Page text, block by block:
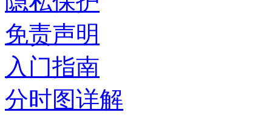
免责声明
入门指南
分时图详解